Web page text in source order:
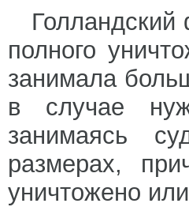
полного
занимала
в случае
занимаясь
размерах,
уничтожено